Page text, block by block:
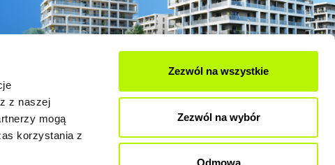
z naszej
mogą
korzystania z
Zezwól na wszystkie
Zezwól na wybór
Odmowa